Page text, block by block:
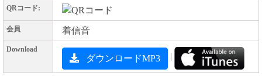
QRコード:
会員 着信音
Download
ダウンロードMP3 |